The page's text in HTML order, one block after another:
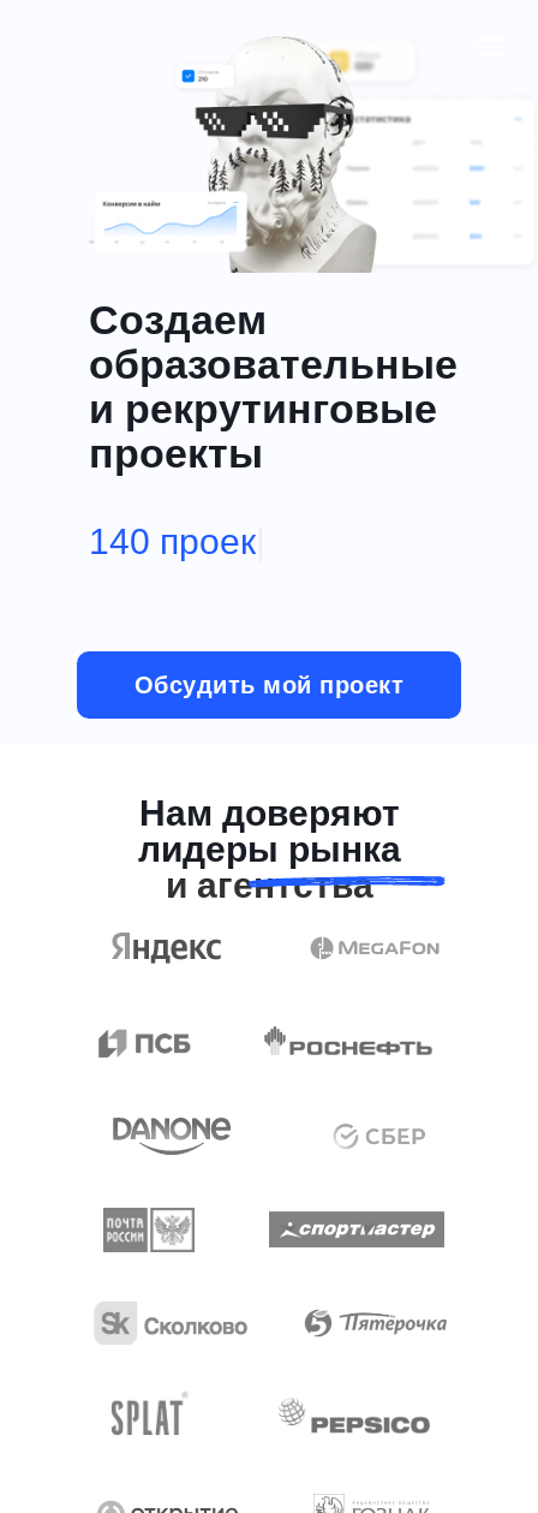
140 проектов создал
Создаем
образовательные
и рекрутинговые
проекты
Обсудить мой проект
Нам доверяют
лидеры рынка
и агентства